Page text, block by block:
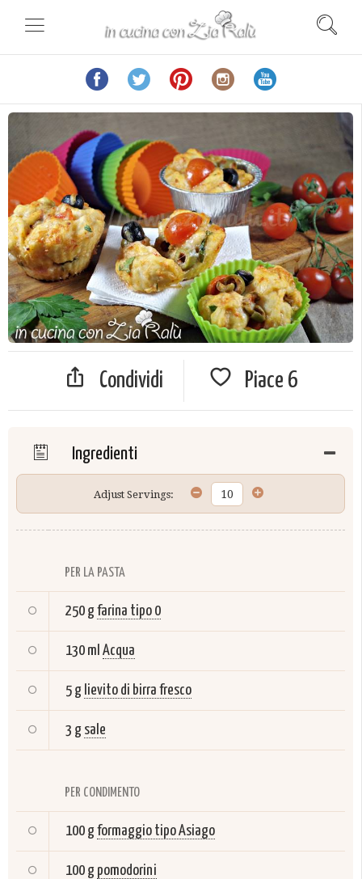
Condividi Piace 6
Ingredienti
Adjust Servings:
PER LA PASTA
250 gfarina tipo 0
130 ml Acqua
5 g lievito di birra fresco
3 g sale
PER CONDIMENTO
100 gformaggio tipo Asiago
100 g pomodorini